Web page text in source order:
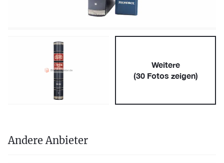
Weitere
(30Fotos zeigen)
Andere Anbieter